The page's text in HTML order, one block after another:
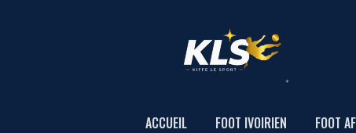
ACCUEIL FOOT IVOIRIEN FOOT